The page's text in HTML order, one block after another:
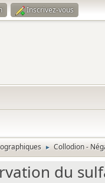
Inscrivez-vous
► Collodion -
du